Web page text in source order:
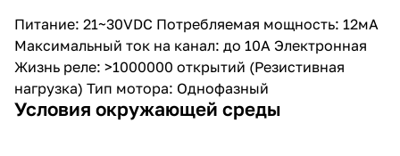
Питание: 21~30VDC Потребляемая мощность: 12мА
Максимальный ток на канал: до 10А Электронная
Жизнь реле: >1000000 открытий (Резистивная
нагрузка) Тип мотора: Однофазный
Условия окружающей среды